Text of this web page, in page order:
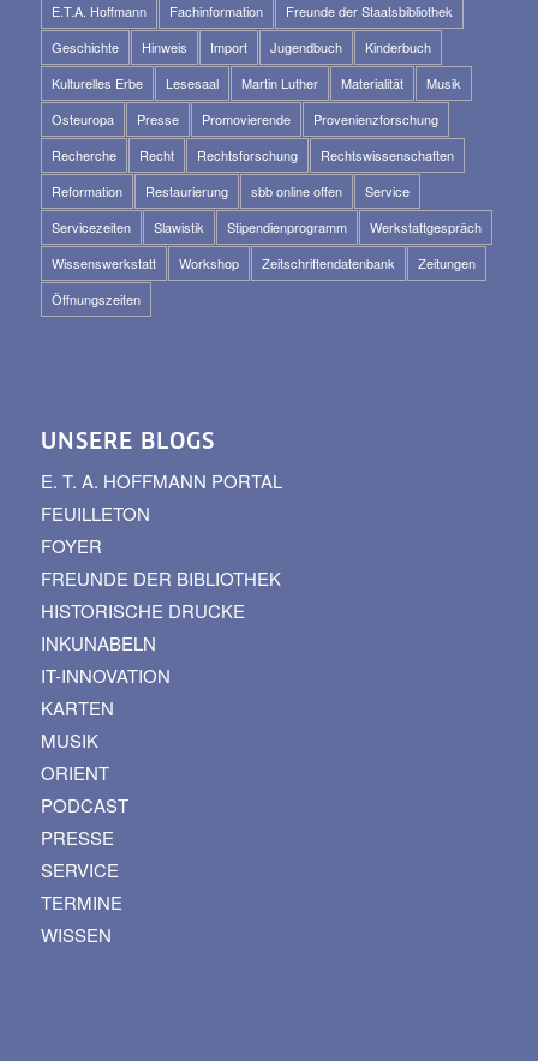
E.T.A. Hoffmann
Fachinformation
Freunde der Staatsbibliothek
Geschichte
Hinweis Import Jugendbuch
Kinderbuch
Kulturelles Erbe
Lesesaal Martin Luther Materialität
Musik
Osteuropa
Presse Promovierende
Provenienzforschung
Recherche
Recht Rechtsforschung
Rechtswissenschaften
Reformation
Restaurierung sbb online offen
Service
Servicezeiten
Slawistik Stipendienprogramm
Werkstattgespräch
Wissenswerkstatt
Workshop Zeitschriftendatenbank
Zeitungen
Öffnungszeiten
UNSERE BLOGS
E. T. A. HOFFMANN PORTAL
FEUILLETON
FOYER
FREUNDE DER BIBLIOTHEK
HISTORISCHE DRUCKE
INKUNABELN
IT-INNOVATION
KARTEN
MUSIK
ORIENT
PODCAST
PRESSE
SERVICE
TERMINE
WISSEN